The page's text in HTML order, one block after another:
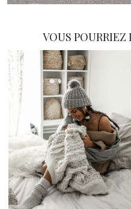
VOUS POURRIEZ